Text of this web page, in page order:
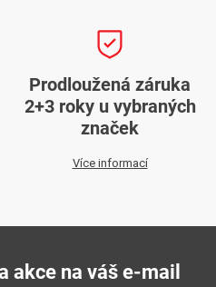
Prodloužená záruka
2+3 roky u vybraných
značek
Více informací
akce na váš e-mail